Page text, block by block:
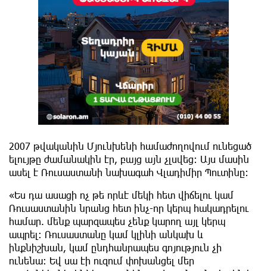
2007 թվականին Մյունխենի համաժողովում ունեցած
ելույթը ժամանակին էր, բայց այն չլսվեց: Այս մասին
ասել է Ռուսաստանի նախագահ Վլադիմիր Պուտինը։
«Ես դա ասացի ոչ թե որևէ մեկի հետ վիճելու կամ
Ռուսաստանին նրանց հետ ինչ-որ կերպ հակադրելու
համար. մենք պարզապես չենք կարող այլ կերպ
ապրել։ Ռուսաստանը կամ կլինի անկախ և
ինքնիշխան, կամ ընդհանրապես գոյություն չի
ունենա։ Եվ սա էի ուզում փոխանցել մեր